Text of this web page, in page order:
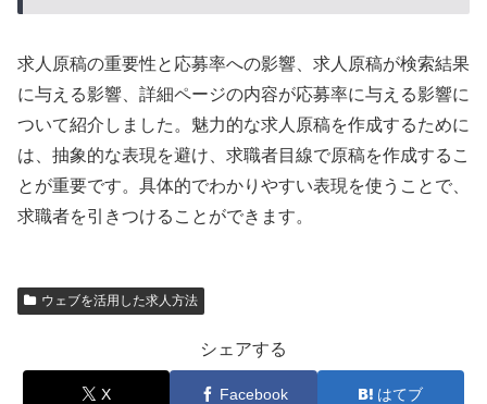
求人原稿の重要性と応募率への影響、求人原稿が検索結果
に与える影響、詳細ページの内容が応募率に与える影響に
ついて紹介しました。魅力的な求人原稿を作成するために
は、抽象的な表現を避け、求職者目線で原稿を作成するこ
とが重要です。具体的でわかりやすい表現を使うことで、
求職者を引きつけることができます。
ウェブを活用した求人方法
シェアする
X Facebook はてブ